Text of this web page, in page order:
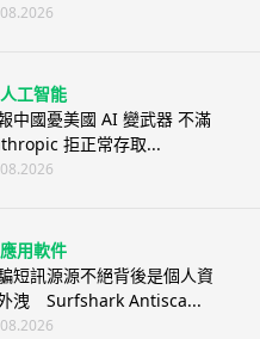
人工智能
中國憂美國 AI 變武器 不滿
拒正常存取...
應用軟件
短訊源源不絕背後是個人資
洩 Surfshark Antisca...